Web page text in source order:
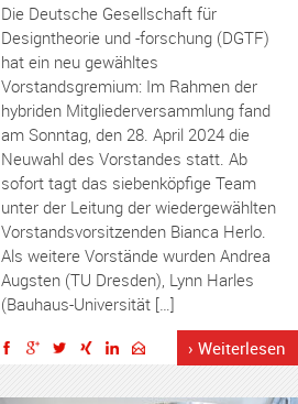
Die Deutsche Gesellschaft für
Designtheorie und -forschung (DGTF)
hat ein neu gewähltes
Vorstandsgremium: Im Rahmen der
hybriden Mitgliederversammlung fand
am Sonntag, den 28. April 2024 die
Neuwahl des Vorstandes statt. Ab
sofort tagt das siebenköpfige Team
unter der Leitung der wiedergewählten
Vorstandsvorsitzenden Bianca Herlo.
Als weitere Vorstände wurden Andrea
Augsten (TU Dresden), Lynn Harles
(Bauhaus-Universität […]
› Weiterlesen